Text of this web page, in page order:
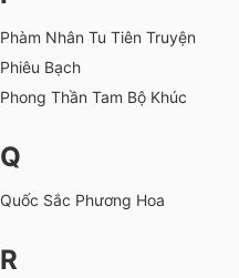
Phàm Nhân Tu Tiên Truyện
Phiêu Bạch
Phong Thần Tam Bộ Khúc
Q
Quốc Sắc Phương Hoa
R